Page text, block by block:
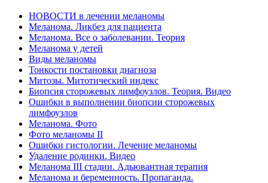
НОВОСТИ в лечении меланомы
Меланома. Ликбез для пациента
Меланома. Все о заболевании. Теория
Меланома у детей
Виды меланомы
Тонкости постановки диагноза
Митозы. Митотический индекс
Биопсия сторожевых лимфоузлов. Теория. Видео
Ошибки в выполнении биопсии сторожевых
лимфоузлов
Меланома. Фото
Фото меланомы II
Ошибки гистологии. Лечение меланомы
Удаление родинки. Видео
Меланома III стадии. Адьювантная терапия
Меланома и беременность. Пропаганда.